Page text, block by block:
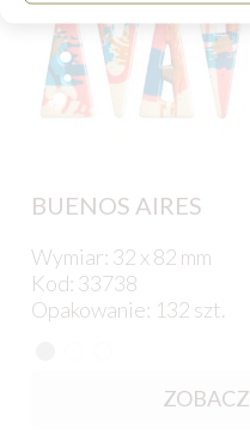
BUENOS AIRES
Wymiar: 32 x 82 mm
Kod: 33738
Opakowanie: 132 szt.